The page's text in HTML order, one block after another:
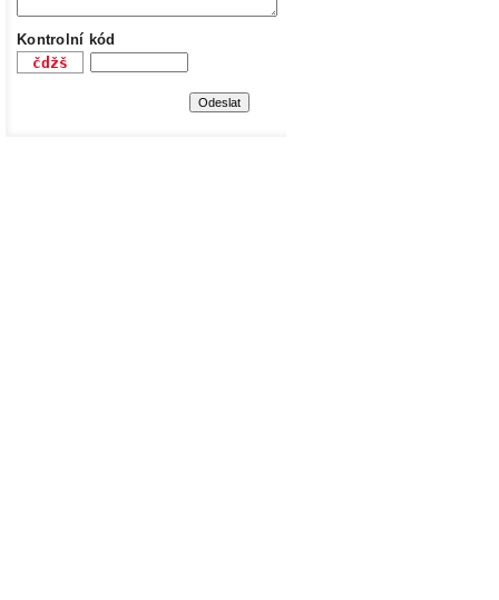
Kontrolní kód